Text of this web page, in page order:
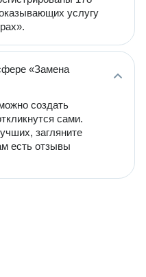
услугу
«Замена
создать
сами.
загляните
есть отзывы